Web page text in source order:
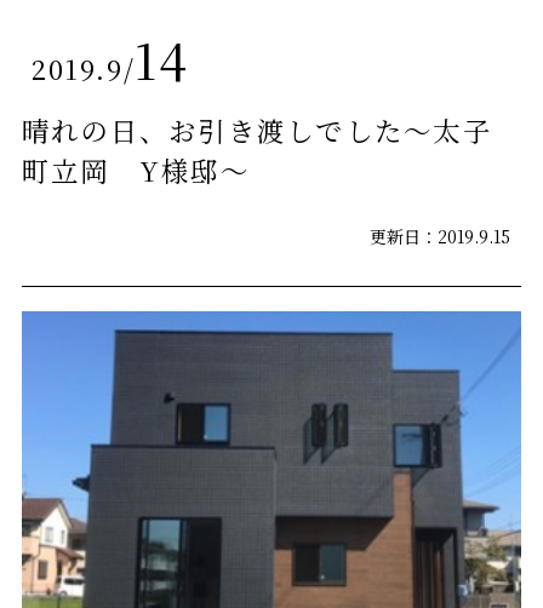
2019.9/14
晴れの日、お引き渡しでした～太子
町立岡 Y様邸～
更新日：2019.9.15